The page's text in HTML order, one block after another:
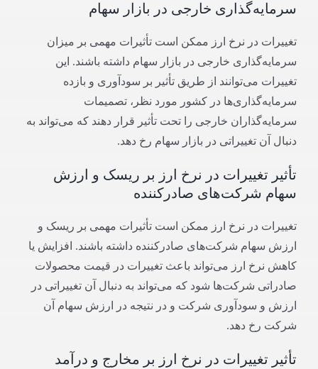
سرمایه‌گذاری خارجی در بازار سهام
تغییرات در نرخ ارز ممکن است تأثیرات مهمی بر میزان
سرمایه‌گذاری خارجی در بازار سهام داشته باشند. این
تغییرات می‌توانند از طریق تأثیر بر سودآوری و بازده
سرمایه‌گذاری‌ها در کشور مورد نظر، تصمیمات
سرمایه‌گذاران خارجی را تحت تأثیر قرار دهند که می‌تواند به
دنبال آن تغییراتی در بازار سهام رخ دهد.
تأثیر تغییرات در نرخ ارز بر ریسک و ارزش
سهام شرکت‌های صادرکننده
تغییرات در نرخ ارز ممکن است تأثیرات مهمی بر ریسک و
ارزش سهام شرکت‌های صادرکننده داشته باشند. افزایش یا
کاهش نرخ ارز می‌تواند باعث تغییرات در قیمت محصولات
صادراتی شرکت‌ها شود که می‌تواند به دنبال آن تغییراتی در
ارزش و سودآوری شرکت و در نتیجه در ارزش سهام آن
شرکت رخ دهد.
تأثیر تغییرات در نرخ ارز بر مخارج و درآمد